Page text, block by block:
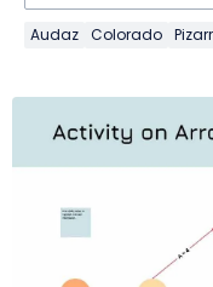
Audaz Colorado